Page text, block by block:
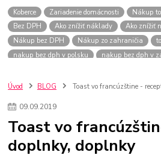
Koberce Zariadenie domácnosti
Nákup
Bez DPH
Ako znížiť náklady
Ako znížiť
Nákup bez DPH
Nákup zo zahraničia
nakup bez dph v polsku
nakup bez dph v
nakupovanie na firmu bez dph
szco nakup
zlaté doplnky
Drezové batérie
Umyvadlové batérie
Drez so zásuvko
Drezy Kuchynské drezy
Kúpeľnové koberce
Behúne pvc
Úvod BLOG Toast vo francúzštine -
09.09.2019
Toast vo
doplnky, doplnky